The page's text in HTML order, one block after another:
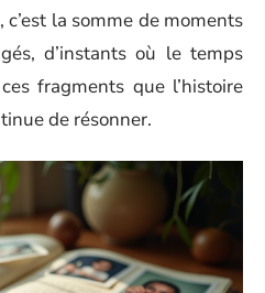
c’est la somme de moments
d’instants où le temps
fragments que l’histoire
de résonner.